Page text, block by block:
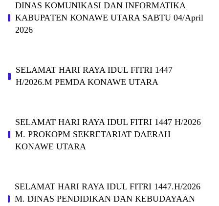
DINAS KOMUNIKASI DAN INFORMATIKA
KABUPAΤΕΝ ΚΟNAWE UTARA SABTU 04/April
2026
SELAMAT HARI RAYA IDUL FITRI 1447
H/2026.M PEMDA KONAWE UTARA
SELAMAT HARI RAYA IDUL FITRI 1447 H/2026
M. PROKOPM SEKRETARIAT DAERAH
KONAWE UTARA
SELAMAT HARI RAYA IDUL FITRI 1447.H/2026
M. DINAS PENDIDIKAN DAN KEBUDAYAAN